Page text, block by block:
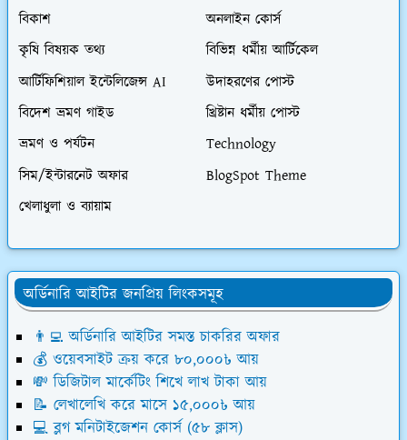
বিকাশ
অনলাইন কোর্স
কৃষি বিষয়ক তথ্য
বিভিন্ন ধর্মীয় আর্টিকেল
আর্টিফিশিয়াল ইন্টেলিজেন্স AI
উদাহরণের পোস্ট
বিদেশ ভ্রমণ গাইড
খ্রিষ্টান ধর্মীয় পোস্ট
ভ্রমণ ও পর্যটন
Technology
সিম/ইন্টারনেট অফার
BlogSpot Theme
খেলাধুলা ও ব্যায়াম
অর্ডিনারি আইটির জনপ্রিয় লিংকসমূহ
👨‍💻 অর্ডিনারি আইটির সমস্ত চাকরির অফার
💰 ওয়েবসাইট ক্রয় করে ৮০,০০০৳ আয়
💸 ডিজিটাল মার্কেটিং শিখে লাখ টাকা আয়
📝 লেখালেখি করে মাসে ১৫,০০০৳ আয়
💻 ব্লগ মনিটাইজেশন কোর্স (৫৮ ক্লাস)